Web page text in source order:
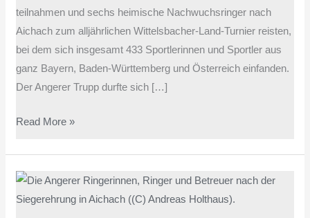
teilnahmen und sechs heimische Nachwuchsringer nach
Aichach zum alljährlichen Wittelsbacher-Land-Turnier reisten,
bei dem sich insgesamt 433 Sportlerinnen und Sportler aus
ganz Bayern, Baden-Württemberg und Österreich einfanden.
Der Angerer Trupp durfte sich […]
Read More »
Angerer
Ringer